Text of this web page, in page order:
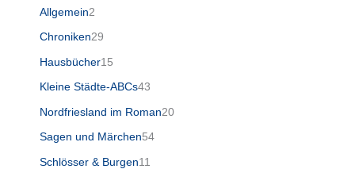
Allgemein2
Chroniken29
Hausbücher15
Kleine Städte-ABCs43
Nordfriesland im Roman20
Sagen und Märchen54
Schlösser & Burgen11